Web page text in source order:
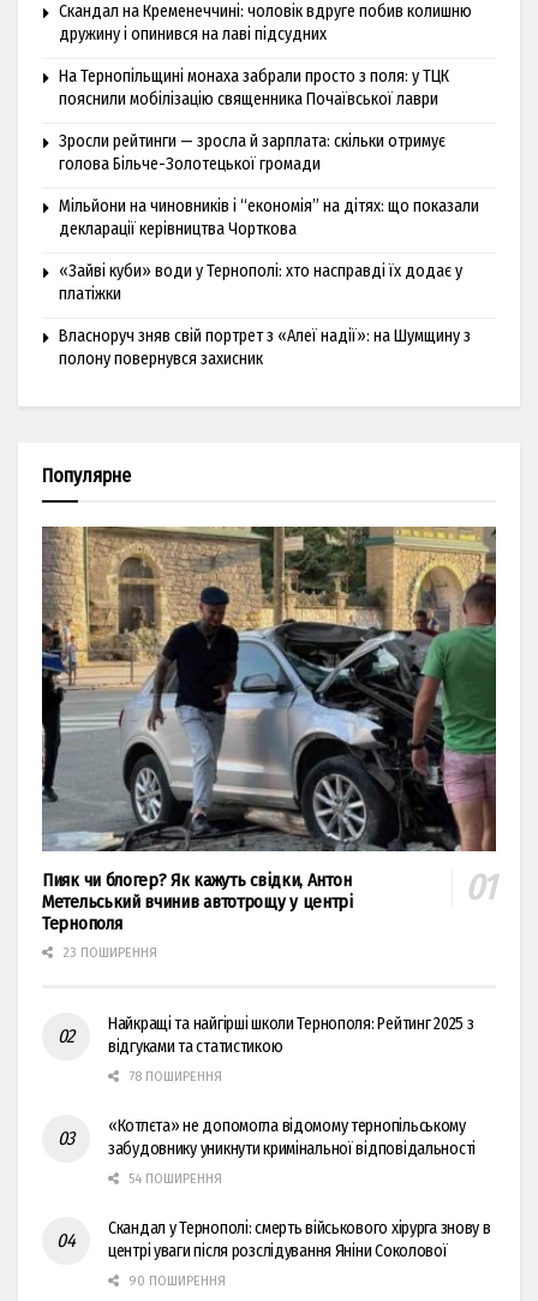
Скандал на Кременеччині: чоловік вдруге побив колишню
дружину і опинився на лаві підсудних
На Тернопільщині монаха забрали просто з поля: у ТЦК
пояснили мобілізацію священника Почаївської лаври
Зросли рейтинги — зросла й зарплата: скільки отримує
голова Більче-Золотецької громади
Мільйони на чиновників і “економія” на дітях: що показали
декларації керівництва Чорткова
«Зайві куби» води у Тернополі: хто насправді їх додає у
платіжки
Власноруч зняв свій портрет з «Алеї надії»: на Шумщину з
полону повернувся захисник
Популярне
Пияк чи блогер? Як кажуть свідки, Антон
Метельський вчинив автотрощу у центрі
Тернополя
23 ПОШИРЕННЯ
Найкращі та найгірші школи Тернополя: Рейтинг 2025 з
відгуками та статистикою
78 ПОШИРЕННЯ
«Котлєта» не допомогла відомому тернопільському
забудовнику уникнути кримінальної відповідальності
54 ПОШИРЕННЯ
Скандал у Тернополі: смерть військового хірурга знову в
центрі уваги після розслідування Яніни Соколової
90 ПОШИРЕННЯ